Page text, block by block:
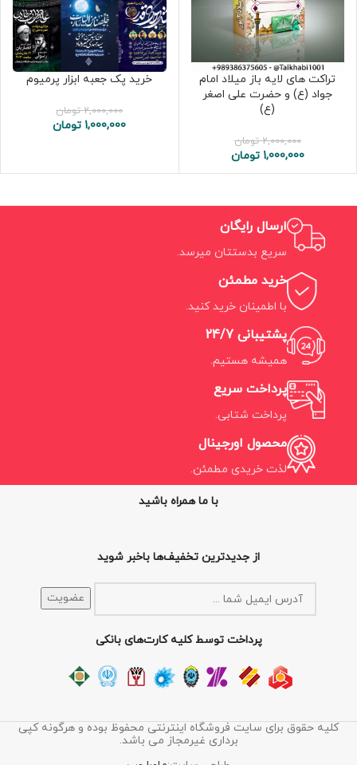
تراکت های لایه باز میلاد امام
جواد (ع) و حضرت علی اصغر
(ع)
2,000,000 تومان
1,000,000 تومان
خرید پک جعبه ابزار پرمیوم
2,000,000 تومان
1,000,000 تومان
ارسال رایگان
سریع بدستتان میرسد.
خرید مطمئن
با اطمینان خرید کنید.
پشتیبانی 24/7
همیشه هستیم.
پرداخت سریع
پرداخت شتابی.
محصول اورجینال
لذت خریدی مطمئن.
با ما همراه باشید
از جدیدترین تخفیف‌ها باخبر شوید
پرداخت توسط کلیه کارت‌های بانکی
کلیه حقوق برای سایت فروشگاه اینترنتی محفوظ بوده و هرگونه کپی
برداری غیرمجاز می باشد.